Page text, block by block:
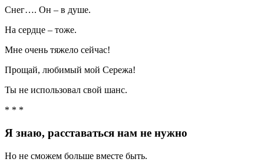
Снег…. Он – в душе.
На сердце – тоже.
Мне очень тяжело сейчас!
Прощай, любимый мой Сережа!
Ты не использовал свой шанс.
* * *
Я знаю, расставаться нам не нужно
Но не сможем больше вместе быть.